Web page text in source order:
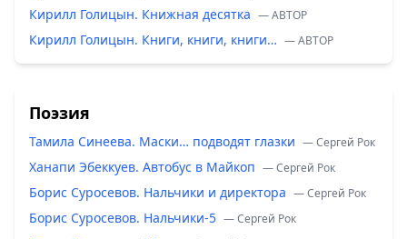
Кирилл Голицын. Книжная десятка — ABTOP
Кирилл Голицын. Книги, книги, книги… — ABTOP
Поэзия
Тамила Синеева. Маски… подводят глазки — Сергей Рок
Ханапи Эбеккуев. Автобус в Майкоп — Сергей Рок
Борис Суросевов. Нальчики и директора — Сергей Рок
Борис Суросевов. Нальчики-5 — Сергей Рок